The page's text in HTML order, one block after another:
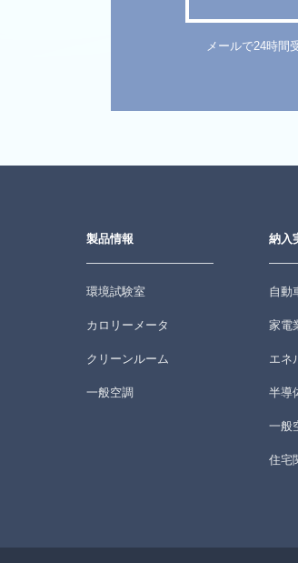
メールで24時間
製品情報
環境試験室
カロリーメータ
クリーンルーム
一般空調
納入
自動
家電
エネ
半導
一般
住宅